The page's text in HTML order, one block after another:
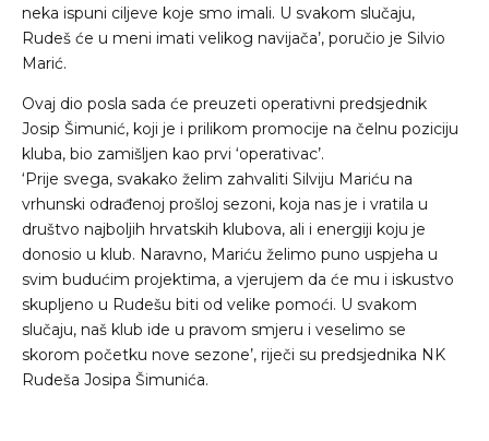
neka ispuni ciljeve koje smo imali. U svakom slučaju,
Rudeš će u meni imati velikog navijača’, poručio je Silvio
Marić.
Ovaj dio posla sada će preuzeti operativni predsjednik
Josip Šimunić, koji je i prilikom promocije na čelnu poziciju
kluba, bio zamišljen kao prvi ‘operativac’.
‘Prije svega, svakako želim zahvaliti Silviju Mariću na
vrhunski odrađenoj prošloj sezoni, koja nas je i vratila u
društvo najboljih hrvatskih klubova, ali i energiji koju je
donosio u klub. Naravno, Mariću želimo puno uspjeha u
svim budućim projektima, a vjerujem da će mu i iskustvo
skupljeno u Rudešu biti od velike pomoći. U svakom
slučaju, naš klub ide u pravom smjeru i veselimo se
skorom početku nove sezone’, riječi su predsjednika NK
Rudeša Josipa Šimunića.